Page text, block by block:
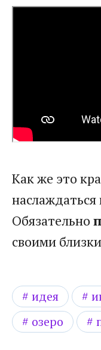
Как же это
Обязательно
своими
идея
озеро